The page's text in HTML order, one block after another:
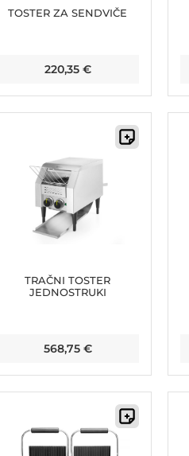
TOSTER ZA SENDVIČE
220,35 €
TRAČNI TOSTER
JEDNOSTRUKI
568,75 €